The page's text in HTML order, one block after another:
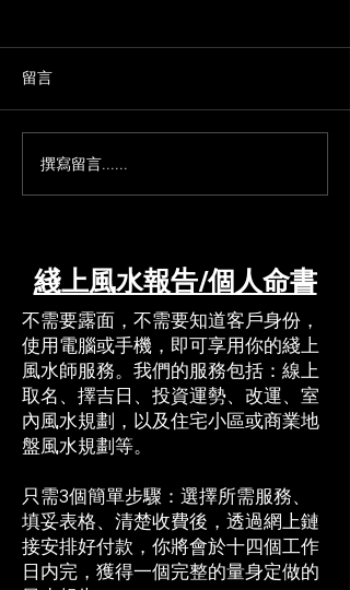
命書疑難解答：常見問題
專業回覆
留言
撰寫留言......
綫上風水報告/個人命書
​​不需要露面，不需要知道客戶身份，
使用電腦或手機，即可享用你的綫上
風水師服務。我們的服務包括：線上
取名、擇吉日、投資運勢、改運、室
內風水規劃，以及住宅小區或商業地
盤風水規劃等。​
只需3個簡單步驟：選擇所需服務、
填妥表格、清楚收費後，透過網上鏈
接安排好付款，​你將會於十四個工作
日内完，獲得一個完整的量身定做的